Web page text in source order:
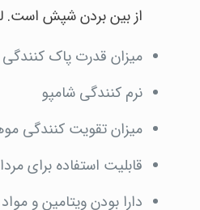
از بین بردن شپش است.
میزان قدرت پاک
نرم کنندگی شامپو
میزان تقویت کنندگی
قابلیت استفاده برای
دارا بودن ویتامین و